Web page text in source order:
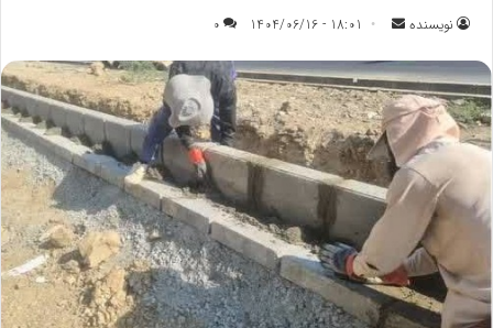
نویسنده
س
ا
ل
ب
ه
ا
ی
ل
18:01 - 1404/06/16
0